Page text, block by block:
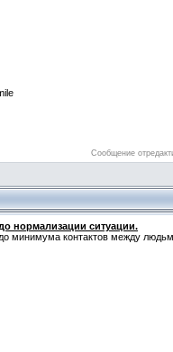
Сообщение
нормализации ситуации.
минимума контактов между